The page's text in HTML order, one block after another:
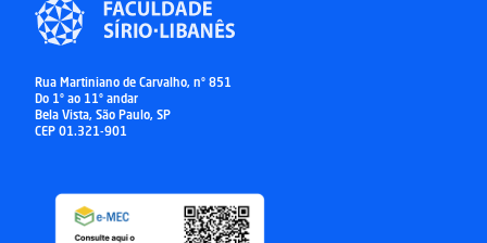
Rua Martiniano de Carvalho, nº 851
Do 1º ao 11º andar
Bela Vista, São Paulo, SP
CEP 01.321-901